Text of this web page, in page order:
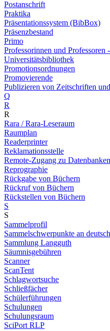
Postanschrift
Praktika
Präsentationssystem (BibBox)
Präsenzbestand
Primo
Professorinnen und Professoren
Universitätsbibliothek
Promotionsordnungen
Promovierende
Publizieren von Zeitschriften
Q
R
R
Rara / Rara-Leseraum
Raumplan
Readerprinter
Reklamationsstelle
Remote-Zugang zu Datenbanken
Reprographie
Rückgabe von Büchern
Rückruf von Büchern
Rückstellen von Büchern
S
S
Sammelprofil
Sammelschwerpunkte an
Sammlung Langguth
Säumnisgebühren
Scanner
ScanTent
Schlagwortsuche
Schließfächer
Schülerführungen
Schulungen
Schulungsraum
SciPort RLP